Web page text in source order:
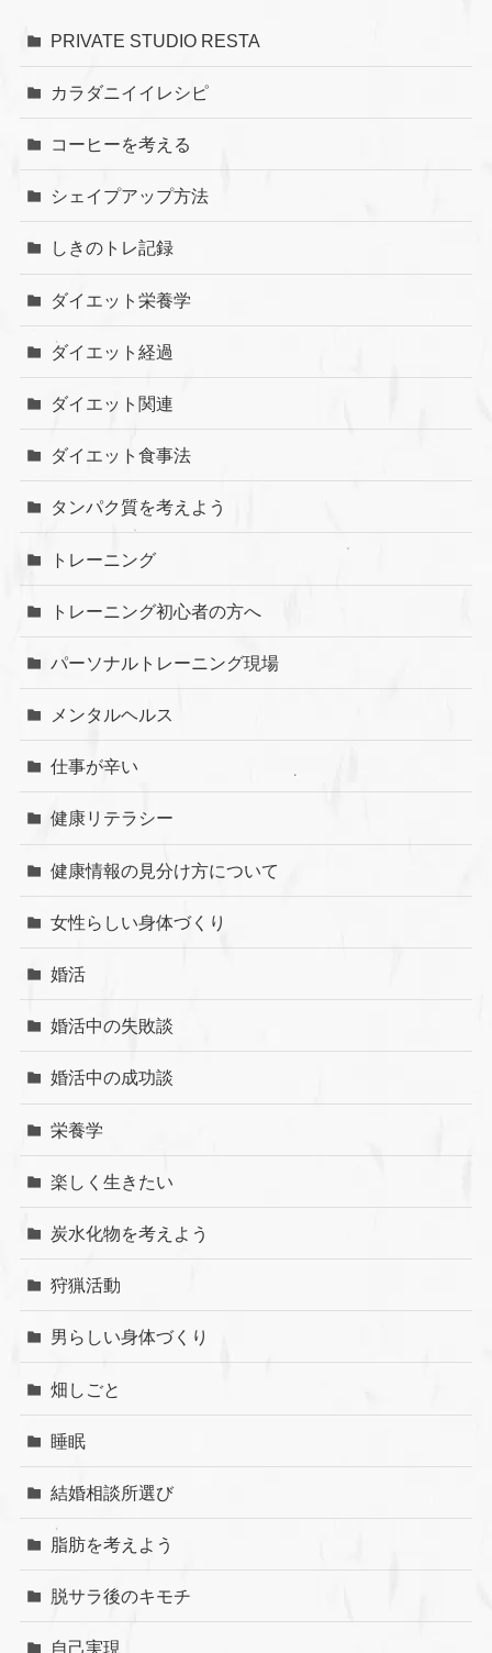
PRIVATE STUDIO RESTA
カラダニイイレシピ
コーヒーを考える
シェイプアップ方法
しきのトレ記録
ダイエット栄養学
ダイエット経過
ダイエット関連
ダイエット食事法
タンパク質を考えよう
トレーニング
トレーニング初心者の方へ
パーソナルトレーニング現場
メンタルヘルス
仕事が辛い
健康リテラシー
健康情報の見分け方について
女性らしい身体づくり
婚活
婚活中の失敗談
婚活中の成功談
栄養学
楽しく生きたい
炭水化物を考えよう
狩猟活動
男らしい身体づくり
畑しごと
睡眠
結婚相談所選び
脂肪を考えよう
脱サラ後のキモチ
自己実現